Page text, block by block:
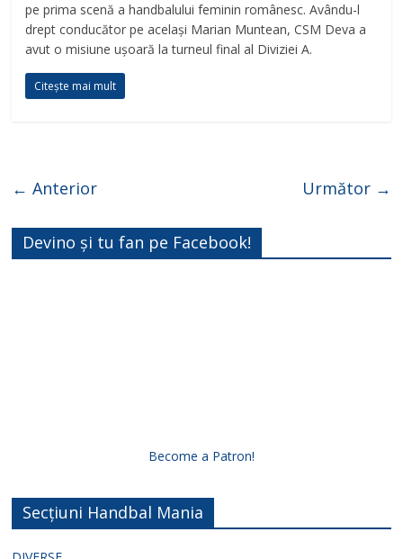
pe prima scenă a handbalului feminin românesc. Avându-l
drept conducător pe același Marian Muntean, CSM Deva a
avut o misiune ușoară la turneul final al Diviziei A.
Citește mai mult
← Anterior Următor →
Devino și tu fan pe Facebook!
Become a Patron!
Secțiuni Handbal Mania